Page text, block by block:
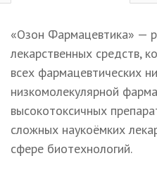
«Озон Фармацевтика» —
лекарственных средств,
всех фармацевтических
низкомолекулярной
высокотоксичных
сложных наукоёмких
сфере биотехнологий.